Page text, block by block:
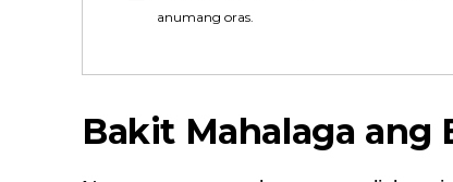
anumang oras.
Bakit Mahalaga ang